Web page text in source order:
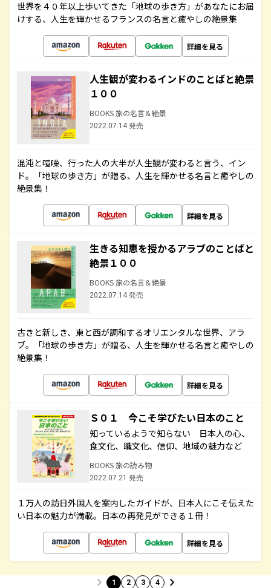
世界を４０年以上歩いてきた「地球の歩き方」があなたにお届
けする、人生を輝かせるフランスの名言と癒やしの絶景集
詳細を見る
人生観が変わるインドのことばと絶景
１００
BOOKS 旅の名言＆絶景
2022.07.14 発売
混沌と喧噪、行った人の大半が人生観が変わると言う、イン
ド。「地球の歩き方」が贈る、人生を輝かせる名言と癒やしの
絶景集！
詳細を見る
生きる知恵を授かるアラブのことばと
絶景１００
BOOKS 旅の名言＆絶景
2022.07.14 発売
古きと新しき、東と西が調和するオリエンタルな世界、アラ
ブ。「地球の歩き方」が贈る、人生を輝かせる名言と癒やしの
絶景集！
詳細を見る
Ｓ０１ 今こそ学びたい日本のこと
知っているようで知らない 日本人の心、
食文化、職文化、信仰、地域の魅力など
BOOKS 旅の読み物
2022.07.21 発売
１万人の訪日外国人を案内したガイドが、日本人にこそ伝えた
い日本の魅力が満載。日本の再発見ができる１冊！
詳細を見る
1 2 3 4